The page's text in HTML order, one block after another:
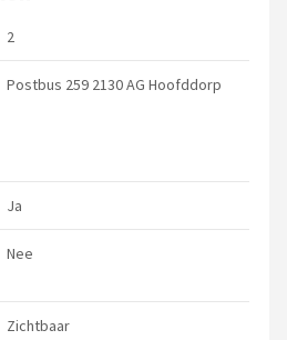
2
Postbus 259 2130 AG Hoofddorp
Ja
Nee
Zichtbaar